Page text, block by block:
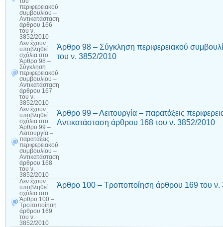
περιφερειακού
συμβουλίου –
Αντικατάσταση
άρθρου 166
του ν.
3852/2010
Δεν έχουν
υποβληθεί
σχόλια στο
Άρθρο 98 –
Σύγκληση
περιφερειακού
συμβουλίου –
Αντικατάσταση
άρθρου 167
του ν.
3852/2010
Άρθρο 98 – Σύγκληση περιφερειακού
του ν. 3852/2010
Δεν έχουν
υποβληθεί
σχόλια στο
Άρθρο 99 –
Λειτουργία –
παρατάξεις
περιφερειακού
συμβουλίου –
Αντικατάσταση
άρθρου 168
του ν.
3852/2010
Άρθρο 99 – Λειτουργία – παρατάξεις
Αντικατάσταση άρθρου 168 του ν. 3852/2010
Δεν έχουν
υποβληθεί
σχόλια στο
Άρθρο 100 –
Τροποποίηση
άρθρου 169
του ν.
3852/2010
Άρθρο 100 – Τροποποίηση άρθρου 169 του ν.